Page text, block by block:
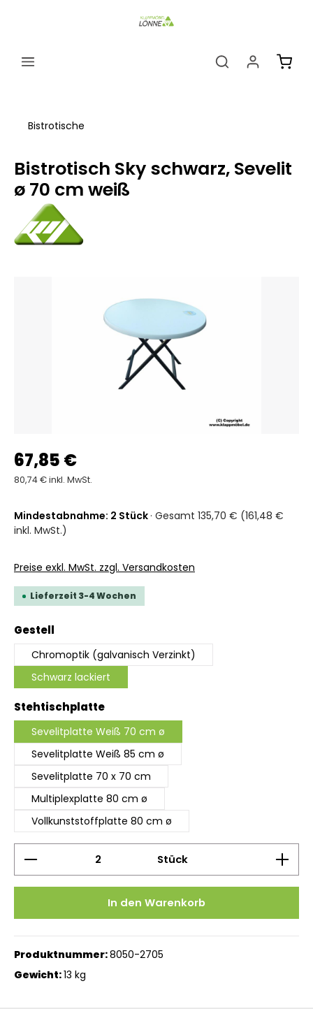
Bistrotische
Bistrotisch Sky schwarz, Sevelit
ø 70 cm weiß
67,85 €
80,74 € inkl. MwSt.
Mindestabnahme: 2 Stück · Gesamt 135,70 € (161,48 €
inkl. MwSt.)
Preise exkl. MwSt. zzgl. Versandkosten
Lieferzeit 3-4 Wochen
Gestell
Chromoptik (galvanisch Verzinkt)
Schwarz lackiert
Stehtischplatteauswählen
Sevelitplatte Weiß 70 cm ø
Sevelitplatte Weiß 85 cm ø
Sevelitplatte 70 x 70 cm
Multiplexplatte 80 cm ø
Vollkunststoffplatte 80 cm ø
Produkt Anzahl: Gib den gewünschten Wert
Stück
In den Warenkorb
Produktnummer:8050-2705
Gewicht:13 kg